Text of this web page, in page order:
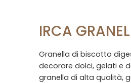
IRCA
Granella di biscotto
decorare dolci, gelati e
granella di alta qualità,